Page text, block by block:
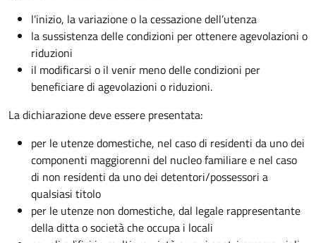
l'inizio, la variazione o la cessazione dell’utenza
la sussistenza delle condizioni per ottenere agevolazioni o
riduzioni
il modificarsi o il venir meno delle condizioni per
beneficiare di agevolazioni o riduzioni.
La dichiarazione deve essere presentata:
per le utenze domestiche, nel caso di residenti da uno dei
componenti maggiorenni del nucleo familiare e nel caso
di non residenti da uno dei detentori/possessori a
qualsiasi titolo
per le utenze non domestiche, dal legale rappresentante
della ditta o società che occupa i locali